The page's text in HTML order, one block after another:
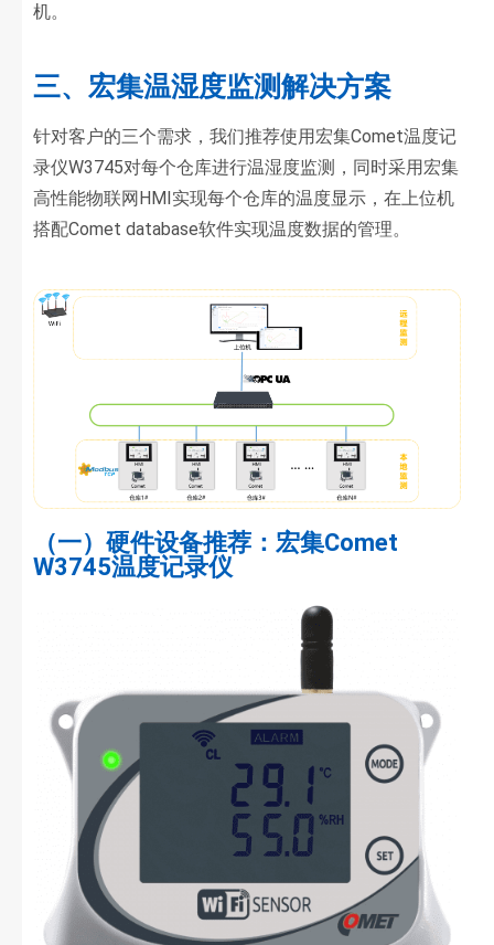
机。
三、宏集温湿度监测解决方案
针对客户的三个需求，我们推荐使用宏集Comet温度记
录仪W3745对每个仓库进行温湿度监测，同时采用宏集
高性能物联网HMI实现每个仓库的温度显示，在上位机
搭配Comet database软件实现温度数据的管理。
（一）硬件设备推荐：宏集Comet
W3745温度记录仪